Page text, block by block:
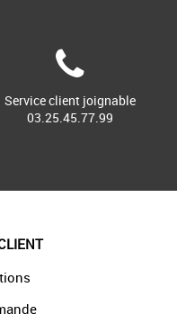
Service client joignable
03.25.45.77.99